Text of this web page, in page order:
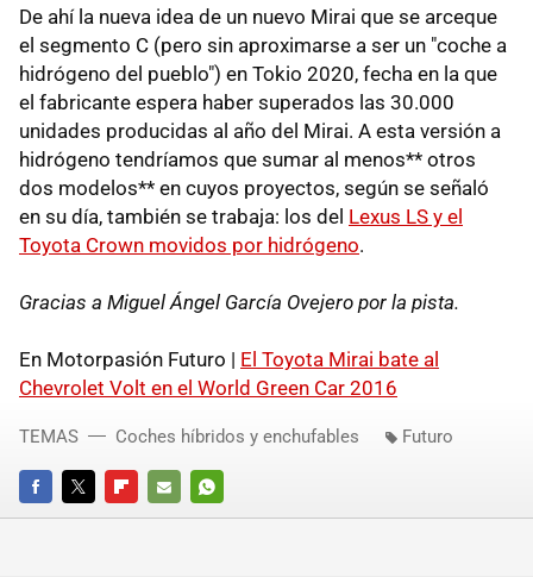
De ahí la nueva idea de un nuevo Mirai que se arceque
el segmento C (pero sin aproximarse a ser un "coche a
hidrógeno del pueblo") en Tokio 2020, fecha en la que
el fabricante espera haber superados las 30.000
unidades producidas al año del Mirai. A esta versión a
hidrógeno tendríamos que sumar al menos** otros
dos modelos** en cuyos proyectos, según se señaló
en su día, también se trabaja: los del Lexus LS y el
Toyota Crown movidos por hidrógeno.
Gracias a Miguel Ángel García Ovejero por la pista.
En Motorpasión Futuro | El Toyota Mirai bate al
Chevrolet Volt en el World Green Car 2016
FACEBOOKTWITTERFLIPBOARD
E-
WHATSAPP
TEMAS Coches híbridos y enchufables Futuro